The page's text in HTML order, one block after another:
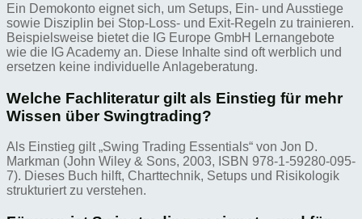
Ein Demokonto eignet sich, um Setups, Ein- und Ausstiege
sowie Disziplin bei Stop-Loss- und Exit-Regeln zu trainieren.
Beispielsweise bietet die IG Europe GmbH Lernangebote
wie die IG Academy an. Diese Inhalte sind oft werblich und
ersetzen keine individuelle Anlageberatung.
Welche Fachliteratur gilt als Einstieg für mehr
Wissen über Swingtrading?
Als Einstieg gilt „Swing Trading Essentials“ von Jon D.
Markman (John Wiley & Sons, 2003, ISBN 978-1-59280-095-
7). Dieses Buch hilft, Charttechnik, Setups und Risikologik
strukturiert zu verstehen.